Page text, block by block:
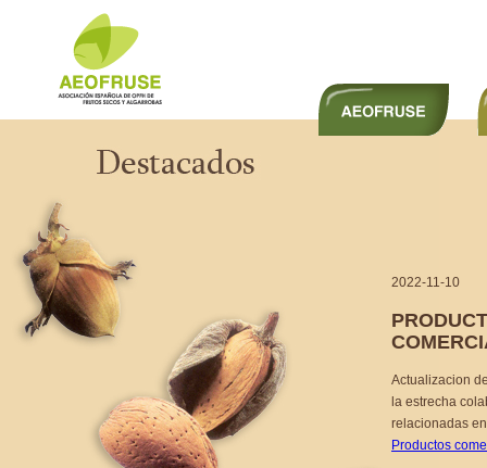
2022-11-10
Actualizacion
la estrecha
relacionadas
Productos